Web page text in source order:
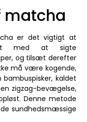
matcha
er det vigtigt at
med at sigte
og tilsæt derefter
må være kogende,
kaldet
zigzag-bevægelse,
Denne metode
sundhedsmæssige